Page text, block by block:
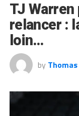
TJ
relancer :
loin…
by